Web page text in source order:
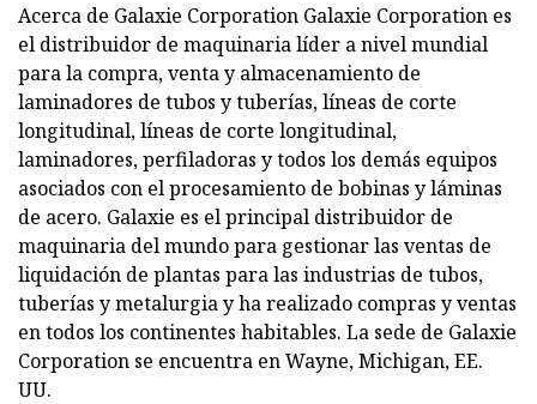
Acerca de Galaxie Corporation Galaxie Corporation es
el distribuidor de maquinaria líder a nivel mundial
para la compra, venta y almacenamiento de
laminadores de tubos y tuberías, líneas de corte
longitudinal, líneas de corte longitudinal,
laminadores, perfiladoras y todos los demás equipos
asociados con el procesamiento de bobinas y láminas
de acero. Galaxie es el principal distribuidor de
maquinaria del mundo para gestionar las ventas de
liquidación de plantas para las industrias de tubos,
tuberías y metalurgia y ha realizado compras y ventas
en todos los continentes habitables. La sede de Galaxie
Corporation se encuentra en Wayne, Michigan, EE.
UU.